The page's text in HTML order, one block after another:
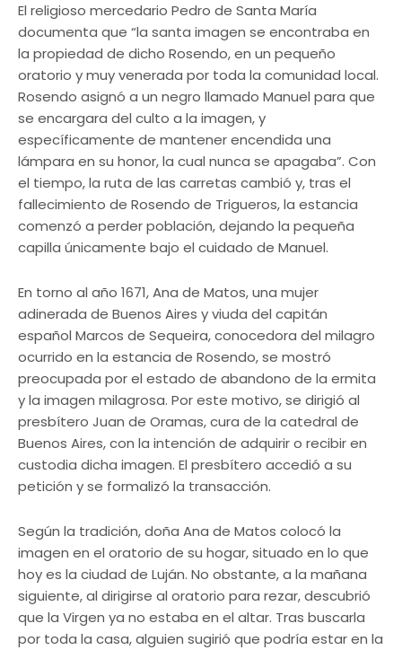
El religioso mercedario Pedro de Santa María
documenta que “la santa imagen se encontraba en
la propiedad de dicho Rosendo, en un pequeño
oratorio y muy venerada por toda la comunidad local.
Rosendo asignó a un negro llamado Manuel para que
se encargara del culto a la imagen, y
específicamente de mantener encendida una
lámpara en su honor, la cual nunca se apagaba”. Con
el tiempo, la ruta de las carretas cambió y, tras el
fallecimiento de Rosendo de Trigueros, la estancia
comenzó a perder población, dejando la pequeña
capilla únicamente bajo el cuidado de Manuel.
En torno al año 1671, Ana de Matos, una mujer
adinerada de Buenos Aires y viuda del capitán
español Marcos de Sequeira, conocedora del milagro
ocurrido en la estancia de Rosendo, se mostró
preocupada por el estado de abandono de la ermita
y la imagen milagrosa. Por este motivo, se dirigió al
presbítero Juan de Oramas, cura de la catedral de
Buenos Aires, con la intención de adquirir o recibir en
custodia dicha imagen. El presbítero accedió a su
petición y se formalizó la transacción.
Según la tradición, doña Ana de Matos colocó la
imagen en el oratorio de su hogar, situado en lo que
hoy es la ciudad de Luján. No obstante, a la mañana
siguiente, al dirigirse al oratorio para rezar, descubrió
que la Virgen ya no estaba en el altar. Tras buscarla
por toda la casa, alguien sugirió que podría estar en la